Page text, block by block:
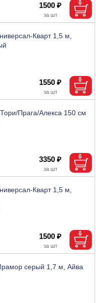
1500 ₽
Кварт 1,5 м,
1550 ₽
Прага/Алекса 150 см
3350 ₽
Кварт 1,5 м,
1500 ₽
серый 1,7 м, Айва